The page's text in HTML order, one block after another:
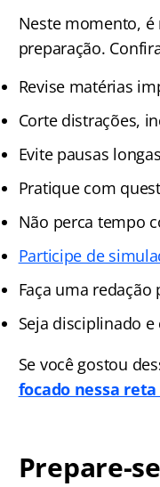
Neste momento,
preparação.
Revise matérias
Corte distrações,
Evite pausas
Pratique com
Não perca tempo
Participe de
Faça uma redação
Seja disciplinado
Se você gostou
focado nessa
Prepare-